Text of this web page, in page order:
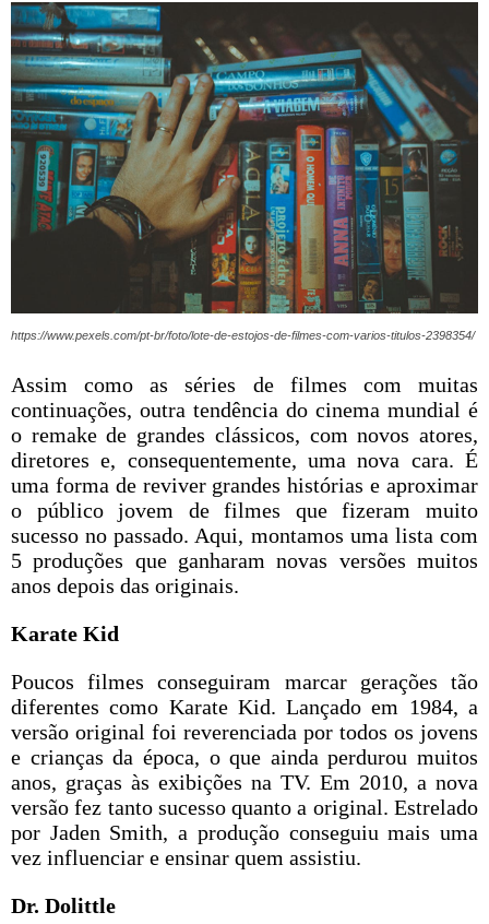
https://www.pexels.com/pt-br/foto/lote-de-estojos-de-filmes-com-varios-titulos-2398354/
Assim como as séries de filmes com muitas
continuações, outra tendência do cinema mundial é
o remake de grandes clássicos, com novos atores,
diretores e, consequentemente, uma nova cara. É
uma forma de reviver grandes histórias e aproximar
o público jovem de filmes que fizeram muito
sucesso no passado. Aqui, montamos uma lista com
5 produções que ganharam novas versões muitos
anos depois das originais.
Karate Kid
Poucos filmes conseguiram marcar gerações tão
diferentes como Karate Kid. Lançado em 1984, a
versão original foi reverenciada por todos os jovens
e crianças da época, o que ainda perdurou muitos
anos, graças às exibições na TV. Em 2010, a nova
versão fez tanto sucesso quanto a original. Estrelado
por Jaden Smith, a produção conseguiu mais uma
vez influenciar e ensinar quem assistiu.
Dr. Dolittle